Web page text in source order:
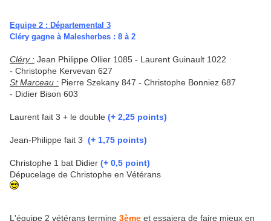
Equipe 2 : Départemental 3
Cléry gagne à Malesherbes : 8 à 2
Cléry : Jean Philippe Ollier 1085 - Laurent Guinault 1022
- Christophe Kervevan 627
St Marceau : Pierre Szekany 847 - Christophe Bonniez 687
- Didier Bison 603
Laurent fait 3 + le double (+ 2,25 points)
Jean-Philippe fait 3 (+ 1,75 points)
Christophe 1 bat Didier (+ 0,5 point)
Dépucelage de Christophe en Vétérans
L'équipe 2 vétérans termine 3ème et essaiera de faire mieux en